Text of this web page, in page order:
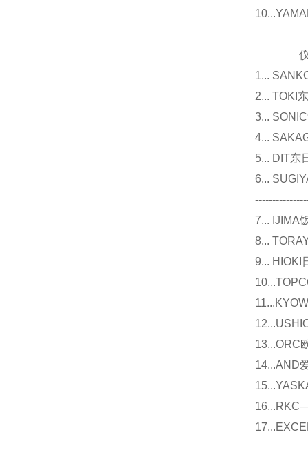
仪器
1...
2... TOKI
3...
4...
5... DIT东
6...
7... IJIMA
8...
9... HIOKI
13...ORC
14...AND